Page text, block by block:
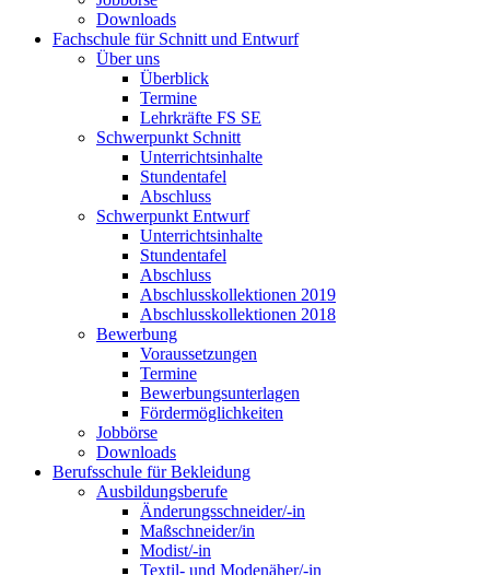
Downloads
Fachschule für Schnitt und Entwurf
Über uns
Überblick
Termine
Lehrkräfte FS SE
Schwerpunkt Schnitt
Unterrichtsinhalte
Stundentafel
Abschluss
Schwerpunkt Entwurf
Unterrichtsinhalte
Stundentafel
Abschluss
Abschlusskollektionen 2019
Abschlusskollektionen 2018
Bewerbung
Voraussetzungen
Termine
Bewerbungsunterlagen
Fördermöglichkeiten
Jobbörse
Downloads
Berufsschule für Bekleidung
Ausbildungsberufe
Änderungsschneider/-in
Maßschneider/in
Modist/-in
Textil- und Modenäher/-in